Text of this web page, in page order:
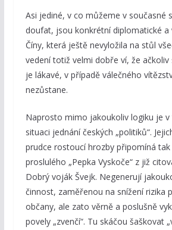
Asi jediné, v co můžeme v současné
doufat, jsou konkrétní diplomatické a
Číny, která ještě nevyložila na stůl
vedení totiž velmi dobře ví, že
je lákavé, v případě válečného
nezůstane.
Naprosto mimo jakoukoliv logiku je
situaci jednání českých „politiků“.
prudce rostoucí hrozby připomíná
proslulého „Pepka Vyskoče“ z již
Dobrý voják Švejk. Negenerují
činnost, zaměřenou na snížení rizika
občany, ale zato věrně a poslušně
povely „zvenčí“. Tu skáčou šaškovat